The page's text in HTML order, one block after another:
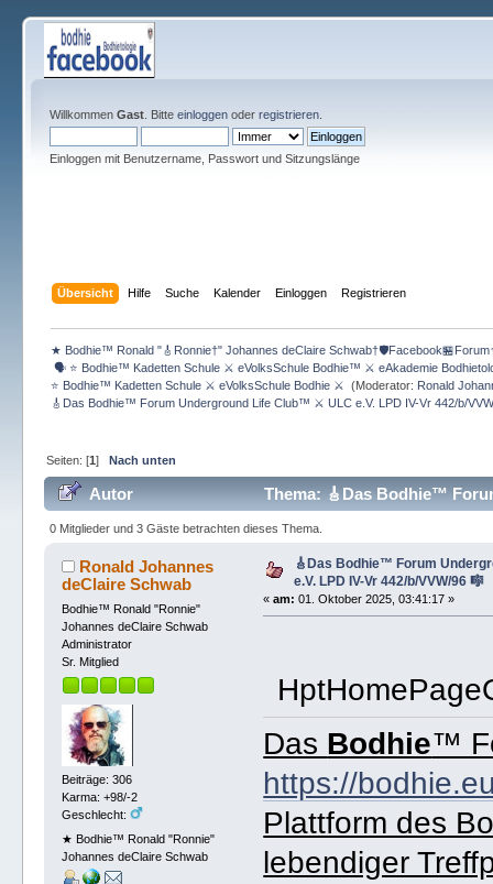
Willkommen Gast. Bitte einloggenoder registrieren.
Einloggen mit Benutzername, Passwort und Sitzungslänge
Übersicht Hilfe Suche Kalender Einloggen Registrieren
★ Bodhie™ Ronald "🎸Ronnie†" Johannes deClaire
🗣 ⭐️ Bodhie™ Kadetten Schule ⚔ eVolksSchule Bodhie™ ⚔ eAkademie
⭐️ Bodhie™ Kadetten Schule ⚔ eVolksSchule Bodhie ⚔ (Moderator: Ronald
🎸Das Bodhie™ Forum Underground Life Club™ ⚔ ULC e.V. LPD IV-Vr 442/b/
Seiten: [1] Nach unten
Autor
Thema: 🎸Das Bodhie™
(Gelesen 1605 mal)
0 Mitglieder und 3 Gäste betrachten dieses Thema.
Ronald Johannes
deClaire Schwab
Bodhie™ Ronald "Ronnie"
Johannes deClaire Schwab
Administrator
Sr. Mitglied
Beiträge: 306
Karma: +98/-2
Geschlecht:
★ Bodhie™ Ronald "Ronnie"
Johannes deClaire Schwab
🎸Das Bodhie™ Forum
e.V. LPD IV-Vr 442/b/VVW/96 🎼
«am: 01. Oktober 2025, 03:41:17 »
Das Bodhie™
https://
Plattform des
lebendiger